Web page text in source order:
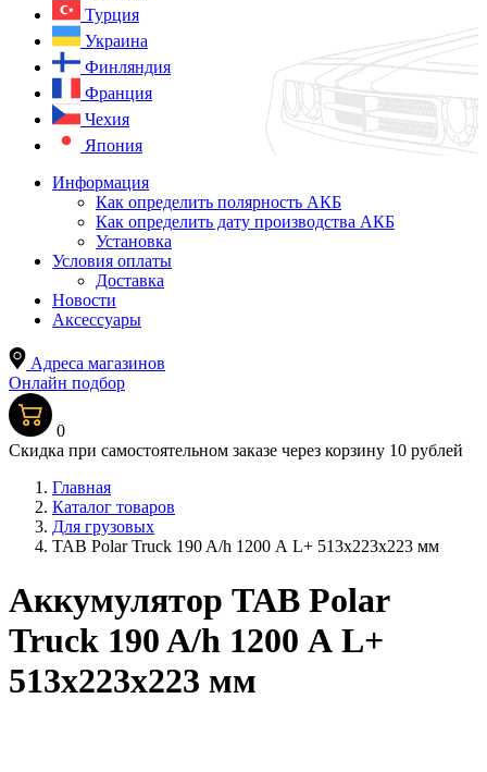
Турция
Украина
Финляндия
Франция
Чехия
Япония
Информация
Как определить полярность АКБ
Как определить дату производства АКБ
Установка
Условия оплаты
Доставка
Новости
Аксессуары
Адреса магазинов
Онлайн подбор
0
Скидка при самостоятельном заказе через корзину 10 рублей
Главная
Каталог товаров
Для грузовых
TAB Polar Truck 190 A/h 1200 А L+ 513x223x223 мм
Аккумулятор TAB Polar
Truck 190 A/h 1200 А L+
513x223x223 мм